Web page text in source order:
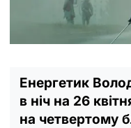
Енергетик
в ніч на 26
на четвертому